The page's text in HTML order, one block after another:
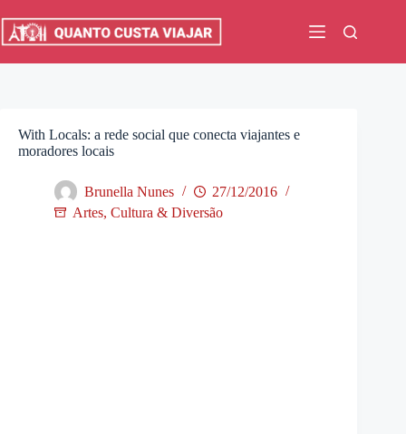
para
With Locals: a rede social que conecta viajantes e
moradores locais
Brunella Nunes
27/12/2016
Artes, Cultura & Diversão